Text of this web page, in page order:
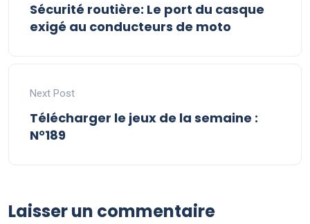
Sécurité routière: Le port du casque
exigé au conducteurs de moto
Next Post
Télécharger le jeux de la semaine :
N°189
Laisser un commentaire